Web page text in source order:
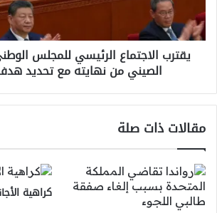
الشعب
الصيني
من
نهايته
هدف
أقل
يقترب الاجتماع الرئيسي للمجلس
الصيني من نهايته مع تحديد
مقالات ذات صلة
كراهية